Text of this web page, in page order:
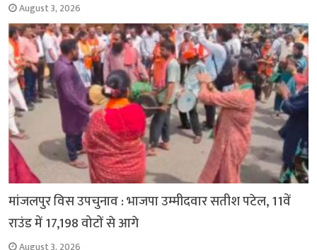
August 3, 2026
मांजलपुर विस उपचुनाव : भाजपा उम्मीदवार सतीश पटेल, 11वें
राउंड में 17,198 वोटों से आगे